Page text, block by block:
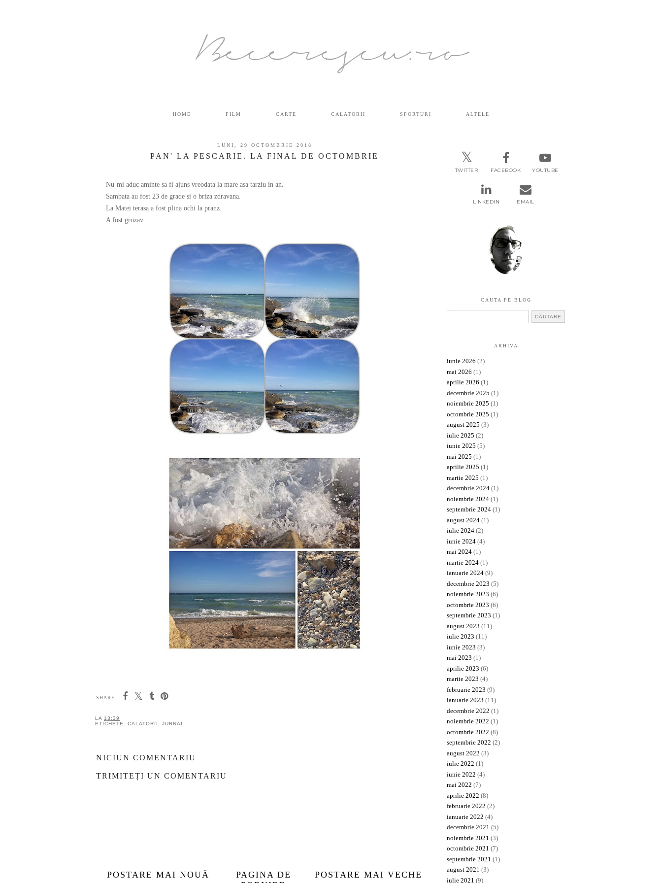
Becerescu.ro
HOME FILM CARTE CALATORII SPORTURI ALTELE
LUNI, 29 OCTOMBRIE 2018
PAN' LA PESCARIE. LA FINAL DE OCTOMBRIE
Nu-mi aduc aminte sa fi ajuns vreodata la mare asa tarziu in an.
Sambata au fost 23 de grade si o briza zdravana.
La Matei terasa a fost plina ochi la pranz.
A fost grozav.
SHARE:
LA 13:39
ETICHETE: CALATORII JURNAL
NICIUN COMENTARIU
TRIMITEȚI UN COMENTARIU
POSTARE MAI NOUĂ POSTARE MAI VECHE
PAGINA DE
TWITTER FACEBOOK YOUTUBE
LINKEDIN EMAIL
CAUTA PE BLOG
ARHIVA
iunie 2026 (2)
mai 2026 (1)
aprilie 2026 (1)
decembrie 2025 (1)
noiembrie 2025 (1)
octombrie 2025 (1)
august 2025 (3)
iulie 2025 (2)
iunie 2025 (5)
mai 2025 (1)
aprilie 2025 (1)
martie 2025 (1)
decembrie 2024 (1)
noiembrie 2024 (1)
septembrie 2024 (1)
august 2024 (1)
iulie 2024 (2)
iunie 2024 (4)
mai 2024 (1)
martie 2024 (1)
ianuarie 2024 (9)
decembrie 2023 (5)
noiembrie 2023 (6)
octombrie 2023 (6)
septembrie 2023 (1)
august 2023 (11)
iulie 2023 (11)
iunie 2023 (3)
mai 2023 (1)
aprilie 2023 (6)
martie 2023 (4)
februarie 2023 (9)
ianuarie 2023 (11)
decembrie 2022 (1)
noiembrie 2022 (1)
octombrie 2022 (8)
septembrie 2022 (2)
august 2022 (3)
iulie 2022 (1)
iunie 2022 (4)
mai 2022 (7)
aprilie 2022 (8)
februarie 2022 (2)
ianuarie 2022 (4)
decembrie 2021 (5)
noiembrie 2021 (3)
octombrie 2021 (7)
septembrie 2021 (1)
august 2021 (3)
iulie 2021 (9)